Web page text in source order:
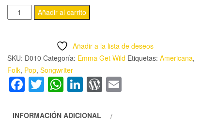
EMMA
GET
'HEAVENLY
CREATURES'
CD
cantidad
Añadir al carrito
Añadir a la lista de deseos
SKU: D010 Categoría: Emma Get Wild Etiquetas: Americana,
Folk, Pop, Songwriter
Facebook
Twitter
WhatsApp
LinkedIn
WordPress
INFORMACIÓN ADICIONAL